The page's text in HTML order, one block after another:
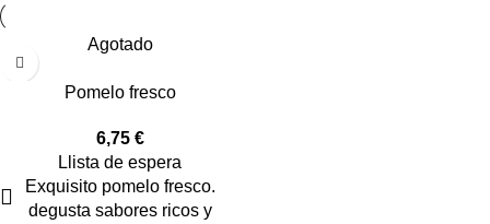
Agotado
Pomelo fresco
6,75 €
Llista de espera
Exquisito pomelo fresco.
degusta sabores ricos y